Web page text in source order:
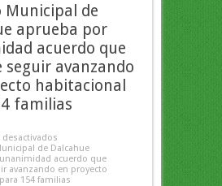
Municipal de
aprueba por
acuerdo que
seguir avanzando
habitacional
familias
de Dalcahue
acuerdo que
avanzando en proyecto
154 familias